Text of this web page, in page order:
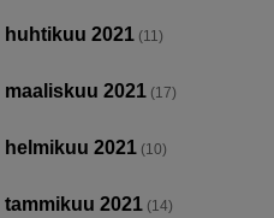
huhtikuu 2021 (11)
maaliskuu 2021 (17)
helmikuu 2021 (10)
tammikuu 2021 (14)